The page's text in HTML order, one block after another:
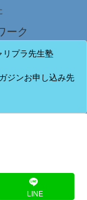
ーク
リプラ先生塾
ジンお申し込み先
LINE